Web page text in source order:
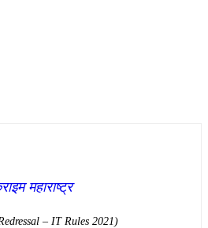
महाराष्ट्र
– IT Rules 2021)